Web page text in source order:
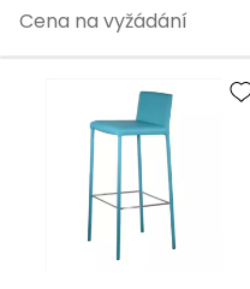
Cena na vyžádání